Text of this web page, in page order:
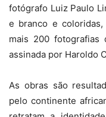
fotógrafo Luiz Paulo
e branco e
mais 200 fotografias
assinada por Haroldo
As obras são
pelo continente